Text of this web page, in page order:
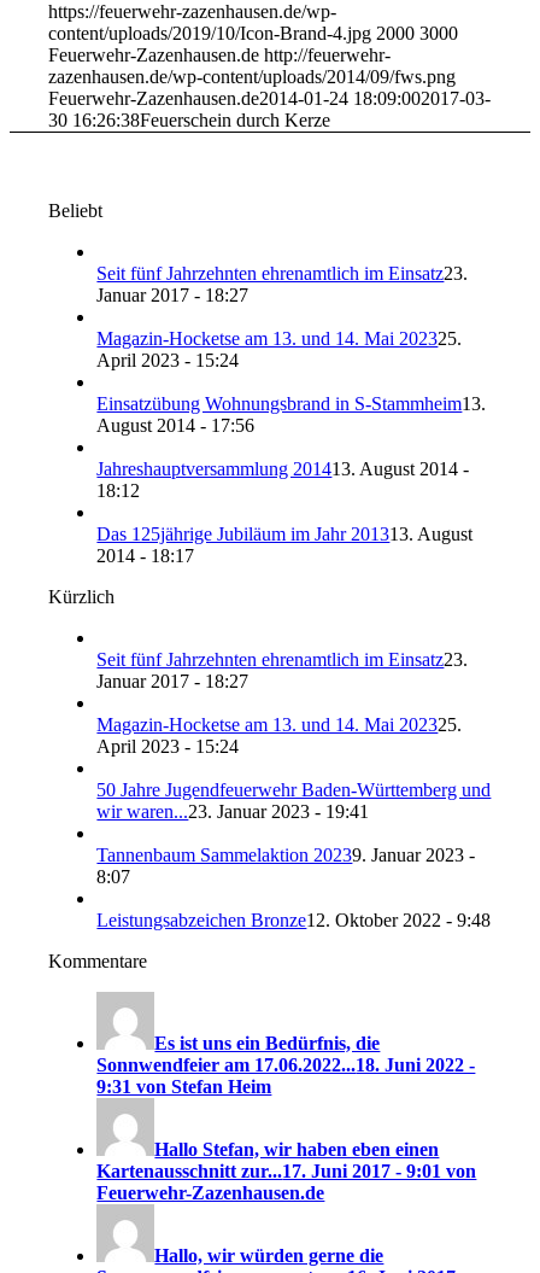
https://feuerwehr-zazenhausen.de/wp-
content/uploads/2019/10/Icon-Brand-4.jpg 2000 3000
Feuerwehr-Zazenhausen.de http://feuerwehr-
zazenhausen.de/wp-content/uploads/2014/09/fws.png
Feuerwehr-Zazenhausen.de2014-01-24 18:09:002017-03-
30 16:26:38Feuerschein durch Kerze
Beliebt
Seit fünf Jahrzehnten ehrenamtlich im Einsatz23.
Januar 2017 - 18:27
Magazin-Hocketse am 13. und 14. Mai 202325.
April 2023 - 15:24
Einsatzübung Wohnungsbrand in S-Stammheim13.
August 2014 - 17:56
Jahreshauptversammlung 201413. August 2014 -
18:12
Das 125jährige Jubiläum im Jahr 201313. August
2014 - 18:17
Kürzlich
Seit fünf Jahrzehnten ehrenamtlich im Einsatz23.
Januar 2017 - 18:27
Magazin-Hocketse am 13. und 14. Mai 202325.
April 2023 - 15:24
50 Jahre Jugendfeuerwehr Baden-Württemberg und
wir waren...23. Januar 2023 - 19:41
Tannenbaum Sammelaktion 20239. Januar 2023 -
8:07
Leistungsabzeichen Bronze12. Oktober 2022 - 9:48
Kommentare
Es ist uns ein Bedürfnis, die
Sonnwendfeier am 17.06.2022...18. Juni 2022 -
9:31 von Stefan Heim
Hallo Stefan, wir haben eben einen
Kartenausschnitt zur...17. Juni 2017 - 9:01 von
Feuerwehr-Zazenhausen.de
Hallo, wir würden gerne die